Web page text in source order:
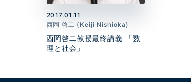
2017.01.11
西岡 啓二 (Keiji Nishioka)
西岡啓二教授最終講義 「数
理と社会」